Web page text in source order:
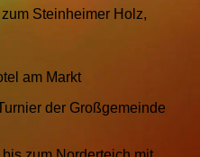
Steinheimer Holz,
am Markt
der Großgemeinde